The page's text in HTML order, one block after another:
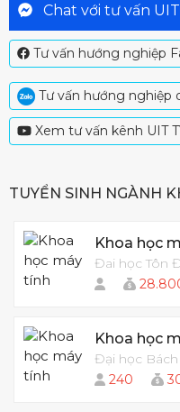
Chat với tư vấn UIT
Tư vấn hướng nghiệp
Tư vấn hướng nghiệp
Xem tư vấn kênh UIT
TUYỂN SINH NGÀNH
Khoa học
Đai học Tôn
Khoa học
Đại học
240